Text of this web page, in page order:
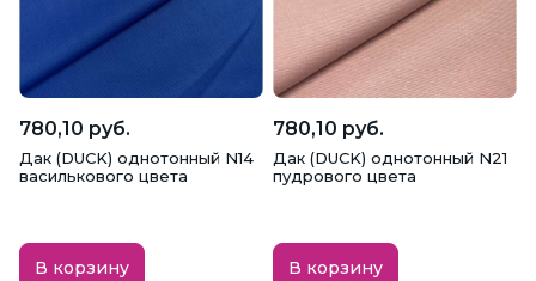
780,10 руб.
Дак (DUCK) однотонный N14
василькового цвета
В корзину
780,10 руб.
Дак (DUCK) однотонный N21
пудрового цвета
В корзину